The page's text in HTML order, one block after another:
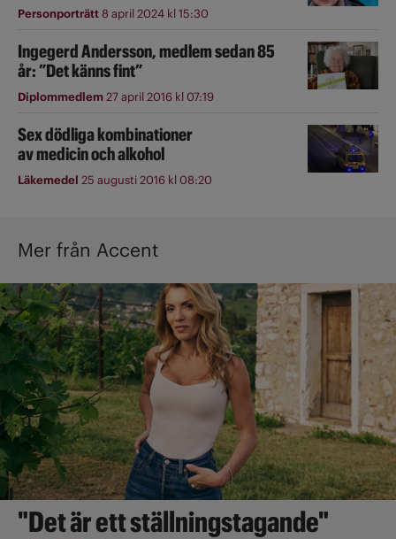
Personporträtt8 april 2024 kl 15:30
Ingegerd Andersson, medlem sedan 85
år: ”Det känns fint”
Diplommedlem27 april 2016 kl 07:19
Sex dödliga kombinationer
av medicin och alkohol
Läkemedel 25 augusti 2016 kl 08:20
Mer från Accent
"Det är ett ställningstagande"